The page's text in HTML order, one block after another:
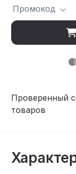
Промокод
Проверенный
товаров